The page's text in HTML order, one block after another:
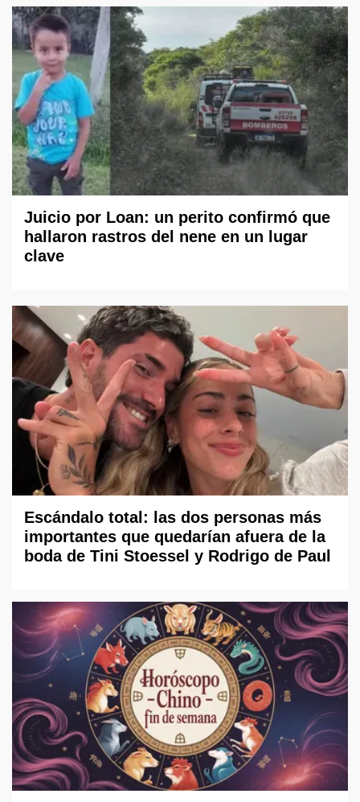
Juicio por Loan: un perito confirmó que
hallaron rastros del nene en un lugar
clave
Escándalo total: las dos personas más
importantes que quedarían afuera de la
boda de Tini Stoessel y Rodrigo de Paul